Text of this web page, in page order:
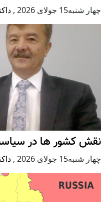
چهار شنبه15 جولای 2026 ,
نقش کشور ها در
چهار شنبه15 جولای 2026 ,